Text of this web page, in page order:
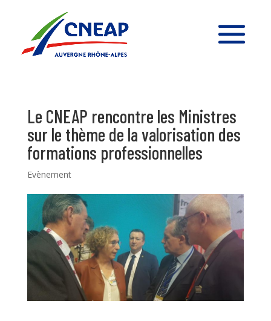
Le CNEAP rencontre les Ministres
sur le thème de la valorisation des
formations professionnelles
Evènement